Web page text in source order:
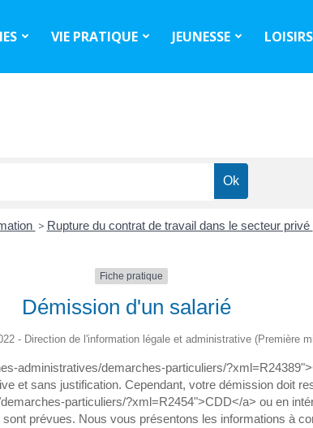
VIE PRATIQUE JEUNESSE LOISIRS
> Rupture du contrat de travail dans le secteur privé
Fiche pratique
Démission d'un salarié
- Direction de l'information légale et administrative (Première
administratives/demarches-particuliers/
et sans justification. Cependant, votre démission doit
particuliers/?xml=R2454">CDD</a> ou en
prévues. Nous vous présentons les informations à